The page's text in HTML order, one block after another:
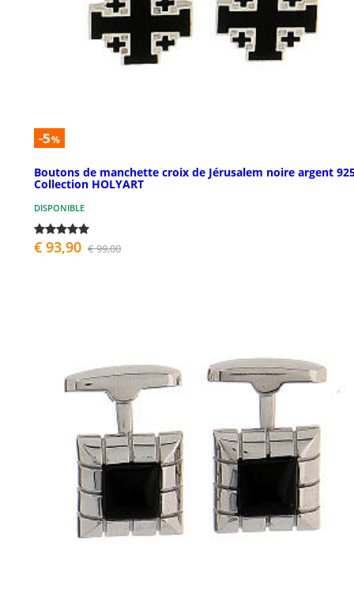
-5%
Boutons de manchette croix de Jérusalem noire argent
Collection HOLYART
DISPONIBLE
€ 93,90 € 99,00